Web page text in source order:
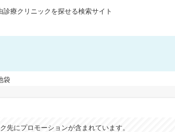
診療クリニックを探せる検索サイト
袋
先にプロモーションが含まれています。